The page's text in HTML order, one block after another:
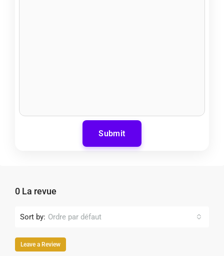
Submit
0 La revue
Sort by: Ordre par défaut
Leave a Review